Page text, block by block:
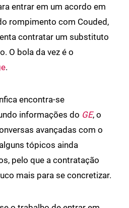
entrar em um acordo em
rompimento com Couded,
contratar um substituto
O bola da vez é o
.
encontra-se
informações do GE, o
avançadas com o
tópicos ainda
pelo que a contratação
mais para se concretizar.